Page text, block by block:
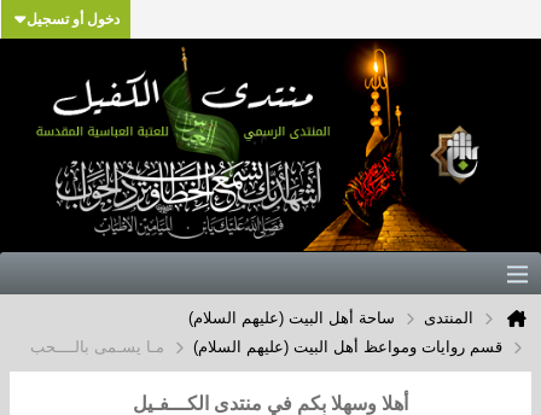
دخول أو تسجيل
المنتدى
ساحة أهل البيت (عليهم السلام)
قسم روايات ومواعظ أهل البيت (عليهم السلام)
ﻣـﺎ ﻳﺴـﻤﻰ ﺑﺎﻟــــﺤﺐ
أهلا وسهلا بكم في منتدى الكـــفـيل